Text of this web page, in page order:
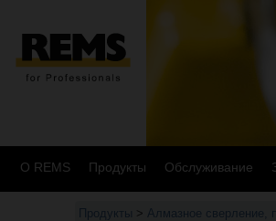
О REMS Продукты Oбслуживание
Продукты > Алмазное сверление,